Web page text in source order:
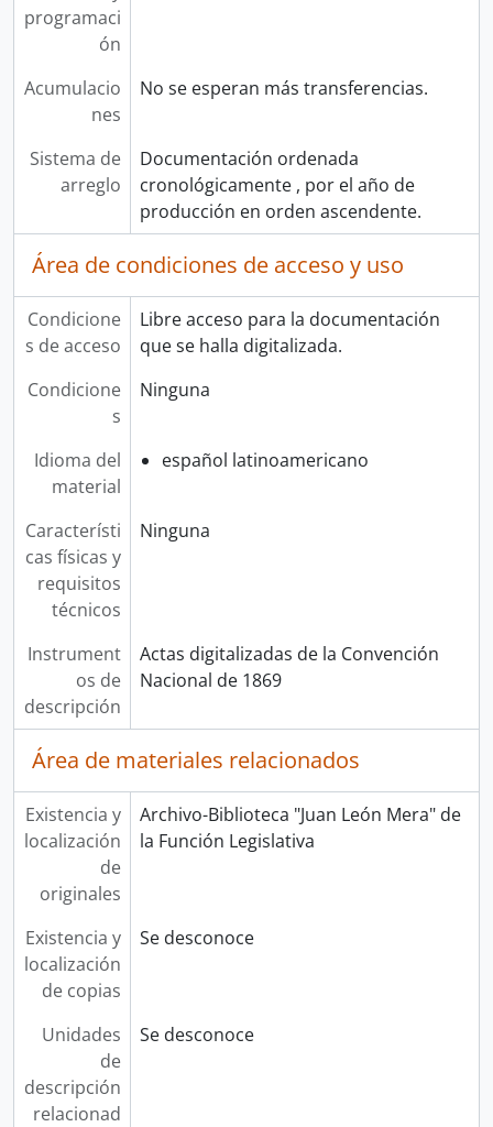
programaci
ón
Acumulacio
nes
No se esperan más transferencias.
Sistema de
arreglo
Documentación ordenada
cronológicamente , por el año de
producción en orden ascendente.
Área de condiciones de acceso y uso
Condicione
s de acceso
Libre acceso para la documentación
que se halla digitalizada.
Condicione
s
Ninguna
Idioma del
material
español latinoamericano
Característi
cas físicas y
requisitos
técnicos
Ninguna
Instrument
os de
descripción
Actas digitalizadas de la Convención
Nacional de 1869
Área de materiales relacionados
Existencia y
localización
de
originales
Archivo-Biblioteca "Juan León Mera" de
la Función Legislativa
Existencia y
localización
de copias
Se desconoce
Unidades
de
descripción
relacionad
Se desconoce